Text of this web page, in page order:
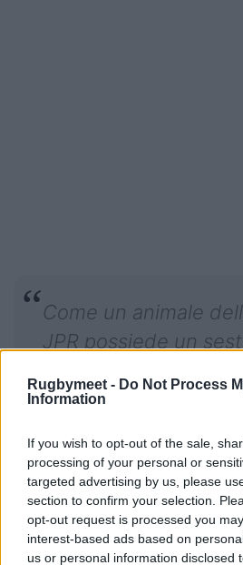
Rugbymeet - Do Not Process
Information
If you wish to opt-out of the sale,
processing of your personal or
targeted advertising by us, please
section to confirm your selection.
opt-out request is processed you
interest-based ads based on
us or personal information disclosed
Come un animale
JPR possiede un
un elemento che ha
paura.Carwyn James